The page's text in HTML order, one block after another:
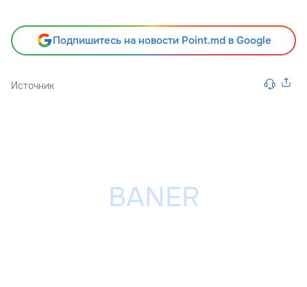
Подпишитесь на новости Point.md в Google
Источник